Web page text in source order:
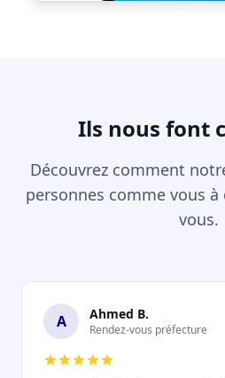
Ils nous font
Découvrez comment
personnes comme vous
vous.
A Ahmed B.
Rendez-vous préfecture